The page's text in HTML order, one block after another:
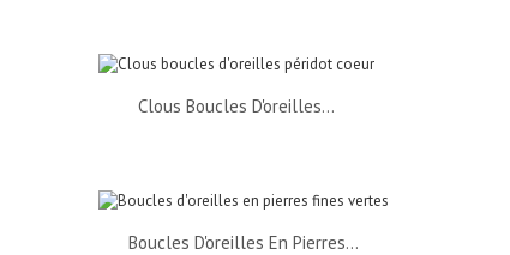
Clous Boucles D'oreilles...
Boucles D'oreilles En Pierres...